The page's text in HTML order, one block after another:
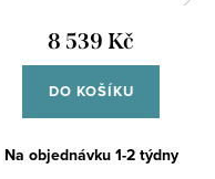
8 539 Kč
DO KOŠÍKU
Na objednávku 1-2 týdny